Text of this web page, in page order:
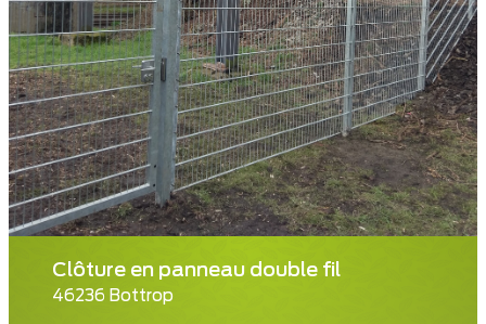
Clôture en panneau double fil
46236 Bottrop